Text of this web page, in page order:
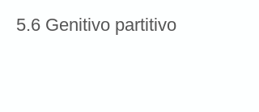
5.6 Genitivo partitivo